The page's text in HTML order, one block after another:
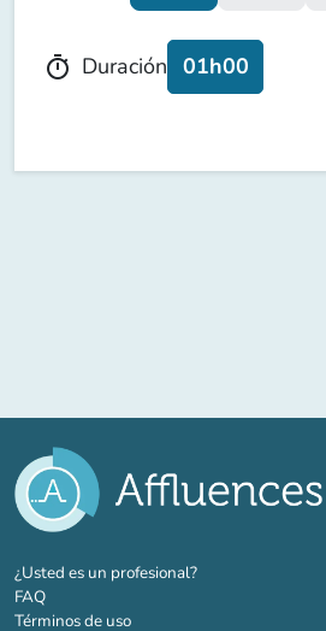
timer Duración 01h00
¿Usted es un profesional?(nueva pestaña)
FAQ
Términos de uso